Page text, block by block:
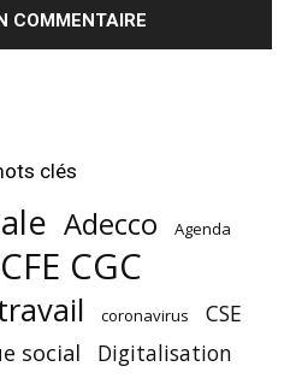
clés
Adecco Agenda
CFE CGC
coronavirus CSE
social Digitalisation